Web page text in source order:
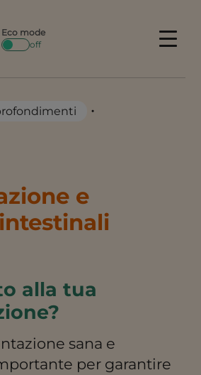
Eco mode
off
Menu
•
e
alla tua
sana e
per garantire